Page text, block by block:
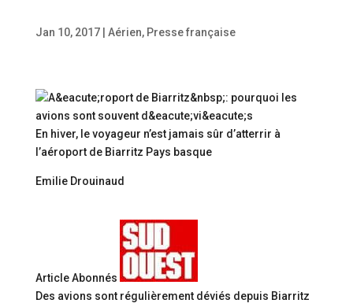
Jan 10, 2017| Aérien, Presse française
En hiver, le voyageur n’est jamais sûr d’atterrir à
l’aéroport de Biarritz Pays basque
Emilie Drouinaud
Article Abonnés
Des avions sont régulièrement déviés depuis Biarritz